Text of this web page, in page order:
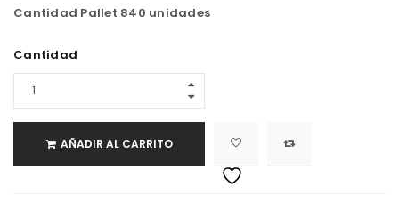
Cantidad Pallet 840 unidades
Cantidad
AÑADIR AL CARRITO